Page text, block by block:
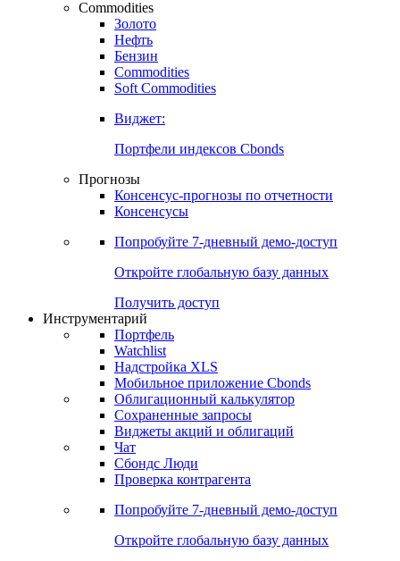
Commodities
Золото
Нефть
Бензин
Commodities
Soft Commodities
Виджет:
Портфели индексов Cbonds
Прогнозы
Консенсус-прогнозы по отчетности
Консенсусы
Попробуйте 7-дневный демо-доступ
Откройте глобальную базу данных
Получить доступ
Инструментарий
Портфель
Watchlist
Надстройка XLS
Мобильное приложение Cbonds
Облигационный калькулятор
Сохраненные запросы
Виджеты акций и облигаций
Чат
Сбондс Люди
Проверка контрагента
Попробуйте 7-дневный демо-доступ
Откройте глобальную базу данных